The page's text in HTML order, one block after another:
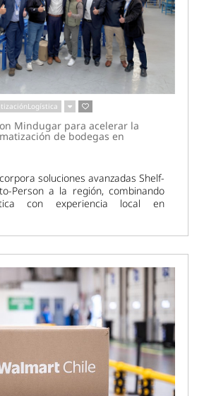
Mindugar para acelerar la
de bodegas en
soluciones avanzadas Shelf-
Person a la región, combinando
con experiencia local en